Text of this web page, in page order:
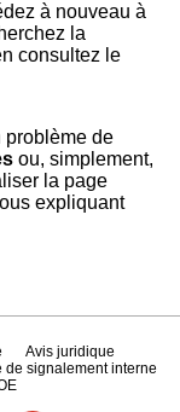
à nouveau à
la
consultez le
problème de
ou, simplement,
la page
expliquant
Avis juridique
de signalement interne